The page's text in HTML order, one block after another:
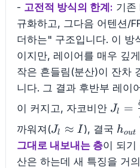
- 고전적 방식의 한계: 기존
규화하고, 그다음 어텐션/
더하는" 구조입니다. 이 방
이지만, 레이어를 매우 깊
작은 흔들림(분산)이 잔차
니다. 그 결과 후반부 레이
이 커지고, 자코비안 Jl =
까워져(J_l
\approx
I
Jl ≈ I), 결국 hout
그대로 내보내는 층이 되기
산은 하는데 새 특징을 거